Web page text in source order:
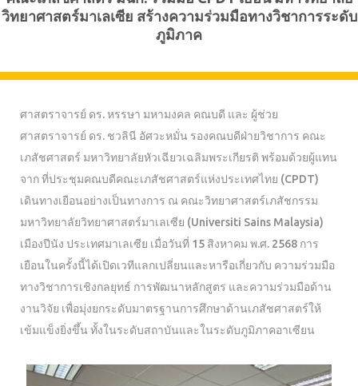
วิทยาศาสตร์มาเลเซีย สร้างความร่วมมือทางวิชาการระดับ
ภูมิภาค
ศาสตราจารย์ ดร. หรรษา มหามงคล คณบดี และ ผู้ช่วย
ศาสตราจารย์ ดร. ชวลินี อัศวะหมั่น รองคณบดีฝ่ายวิชาการ คณะ
เภสัชศาสตร์ มหาวิทยาลัยหัวเฉียวเฉลิมพระเกียรติ พร้อมด้วยผู้แทน
จาก ที่ประชุมคณบดีคณะเภสัชศาสตร์แห่งประเทศไทย (CPDT)
เดินทางเยือนอย่างเป็นทางการ ณ คณะวิทยาศาสตร์เภสัชกรรม
มหาวิทยาลัยวิทยาศาสตร์มาเลเซีย (Universiti Sains Malaysia)
เมืองปีนัง ประเทศมาเลเซีย เมื่อวันที่ 15 สิงหาคม พ.ศ. 2568 การ
เยือนในครั้งนี้ได้เปิดเวทีแลกเปลี่ยนและหารือเกี่ยวกับ ความร่วมมือ
ทางวิชาการเชิงกลยุทธ์ การพัฒนาหลักสูตร และความร่วมมือด้าน
งานวิจัย เพื่อมุ่งยกระดับมาตรฐานการศึกษาด้านเภสัชศาสตร์ให้
เข้มแข็งยิ่งขึ้น ทั้งในระดับสถาบันและในระดับภูมิภาคอาเซียน